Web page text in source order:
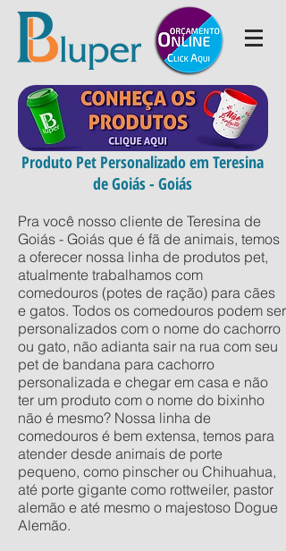
Produto Pet Personalizado em Teresina
de Goiás - Goiás
Pra você nosso cliente de Teresina de
Goiás - Goiás que é fã de animais, temos
a oferecer nossa linha de produtos pet,
atualmente trabalhamos com
comedouros (potes de ração) para cães
e gatos. Todos os comedouros podem ser
personalizados com o nome do cachorro
ou gato, não adianta sair na rua com seu
pet de bandana para cachorro
personalizada e chegar em casa e não
ter um produto com o nome do bixinho
não é mesmo? Nossa linha de
comedouros é bem extensa, temos para
atender desde animais de porte
pequeno, como pinscher ou Chihuahua,
até porte gigante como rottweiler, pastor
alemão e até mesmo o majestoso Dogue
Alemão.